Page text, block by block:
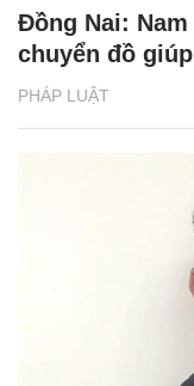
PHÁP LUẬT
Đồng Nai:
chuyển đồ